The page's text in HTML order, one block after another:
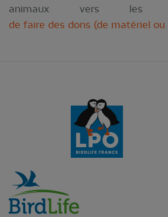
animaux vers les
de faire des dons (de matériel ou